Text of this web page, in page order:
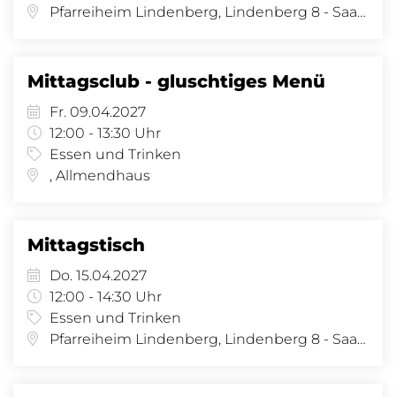
Pfarreiheim Lindenberg, Lindenberg 8 - Saal, Lindenberg 8, 4058 Basel
Mittagsclub - gluschtiges Menü
Fr. 09.04.2027
12:00 - 13:30 Uhr
Essen und Trinken
, Allmendhaus
Mittagstisch
Do. 15.04.2027
12:00 - 14:30 Uhr
Essen und Trinken
Pfarreiheim Lindenberg, Lindenberg 8 - Saal, Lindenberg 8, 4058 Basel